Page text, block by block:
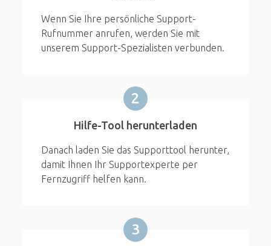
Wenn Sie Ihre persönliche Support-
Rufnummer anrufen, werden Sie mit
unserem Support-Spezialisten verbunden.
2
Hilfe-Tool herunterladen
Danach laden Sie das Supporttool herunter,
damit Ihnen Ihr Supportexperte per
Fernzugriff helfen kann.
3